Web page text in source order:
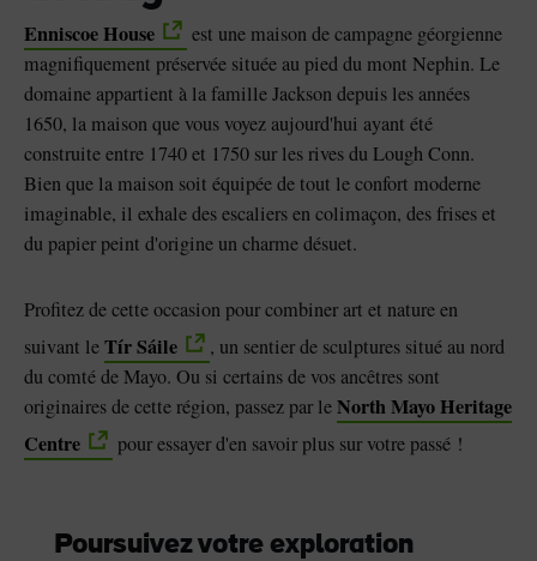
Enniscoe House
est une maison de campagne géorgienne
magnifiquement préservée située au pied du mont Nephin. Le
domaine appartient à la famille Jackson depuis les années
1650, la maison que vous voyez aujourd'hui ayant été
construite entre 1740 et 1750 sur les rives du Lough Conn.
Bien que la maison soit équipée de tout le confort moderne
imaginable, il exhale des escaliers en colimaçon, des frises et
du papier peint d'origine un charme désuet.
Profitez de cette occasion pour combiner art et nature en
suivant leTír Sáile
, un sentier de sculptures situé au nord
du comté de Mayo. Ou si certains de vos ancêtres sont
originaires de cette région, passez par leNorth Mayo Heritage
Centre
pour essayer d'en savoir plus sur votre passé !
Poursuivez votre exploration